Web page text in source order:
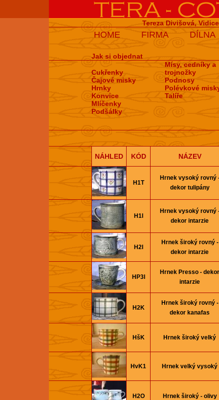
Tereza Divišová,
HOME FIRMA DÍLNA
Jak si objednat
Cukřenky
Čajové misky
Hrnky
Konvice
Mlíčenky
Podšálky
Mísy, cedníky a
trojnožky
Podnosy
Polévkové
Talíře
NÁHLED KÓD NÁZEV
H1T
Hrnek vysoký rovný
dekor tulipány
H1I
Hrnek vysoký rovný
dekor intarzie
H2I
Hrnek široký rovný -
dekor intarzie
HP3I
Hrnek Presso - dekor
intarzie
H2K
Hrnek široký rovný -
dekor kanafas
HšK Hrnek široký velký
HvK1 Hrnek velký vysoký
H2O Hrnek široký - olivy